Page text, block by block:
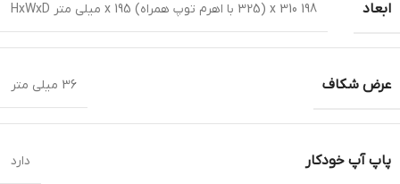
ابعاد 198 x 310 (325 با اهرم توپ همراه) x 195 میلی متر HxWxD
عرض شکاف 36 میلی متر
پاپ آپ خودکار دارد